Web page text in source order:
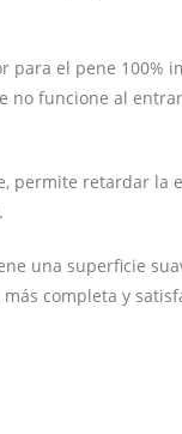
el pene 100%
funcione al
permite retardar
una superficie
completa y